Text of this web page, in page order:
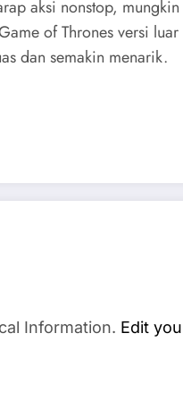
aksi nonstop,
of Thrones versi
dan semakin menarik.
Information. Edit